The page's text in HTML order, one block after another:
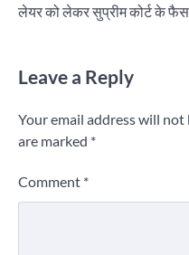
लेयर को लेकर सुप्रीम कोर्ट के
Leave a Reply
Your email address will not
are marked *
Comment *